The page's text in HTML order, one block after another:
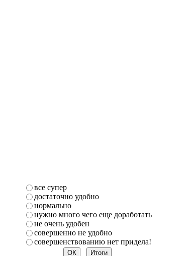
все супер
достаточно удобно
нормально
нужно много чего еще доработать
не очень удобен
совершенно не удобно
совершенствованию нет придела!